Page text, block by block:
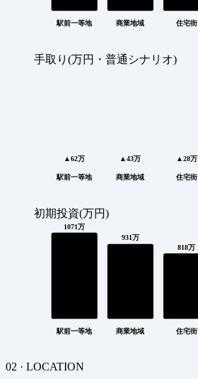
駅前一等地 商業地域 住宅街
手取り(万円・普通シナリオ)
▲62万
駅前一等地
▲43万
商業地域
▲28万
住宅街
初期投資(万円)
1071万
駅前一等地
931万
商業地域
818万
住宅街
02 · LOCATION